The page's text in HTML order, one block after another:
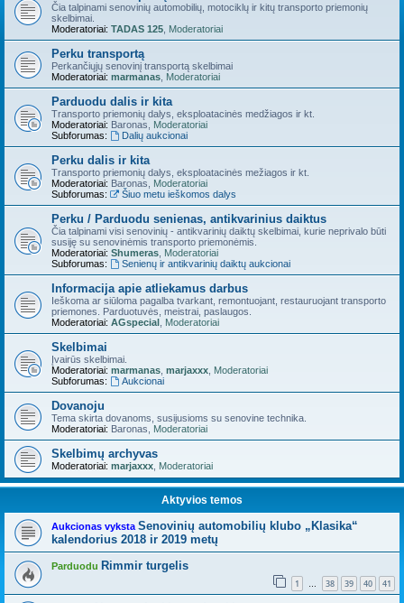
Čia talpinami senovinių automobilių, motociklų ir kitų transporto priemonių
skelbimai.
Moderatoriai: TADAS 125 Moderatoriai
Perku transportą
Perkančiųjų senovinį transportą skelbimai
Moderatoriai: marmanas Moderatoriai
Parduodu dalis ir kita
Transporto priemonių dalys, eksploatacinės medžiagos ir kt.
Moderatoriai: Baronas
Moderatoriai
Subforumas:
Dalių aukcionai
Perku dalis ir kita
Transporto priemonių dalys, eksploatacinės mežiagos ir kt.
Moderatoriai: Baronas
Moderatoriai
Subforumas:
Šiuo metu ieškomos dalys
Perku / Parduodu senienas, antikvarinius daiktus
Čia talpinami visi senovinių - antikvarinių daiktų skelbimai, kurie neprivalo būti
susiję su senovinėmis transporto priemonėmis.
Moderatoriai: Shumeras Moderatoriai
Subforumas:
Senienų ir antikvarinių daiktų aukcionai
Informacija apie atliekamus darbus
Ieškoma ar siūloma pagalba tvarkant, remontuojant, restauruojant transporto
priemones. Parduotuvės, meistrai, paslaugos.
Moderatoriai: AGspecial Moderatoriai
Skelbimai
Įvairūs skelbimai.
Moderatoriai: marmanas marjaxxx Moderatoriai
Subforumas:
Aukcionai
Dovanoju
Tema skirta dovanoms, susijusioms su senovine technika.
Moderatoriai: Baronas Moderatoriai
Skelbimų archyvas
Moderatoriai: marjaxxx Moderatoriai
Aktyvios temos
Aukcionas vyksta Senovinių automobilių klubo „Klasika“
kalendorius 2018 ir 2019 metų
Parduodu Rimmir turgelis
1 … 38 39 40 41